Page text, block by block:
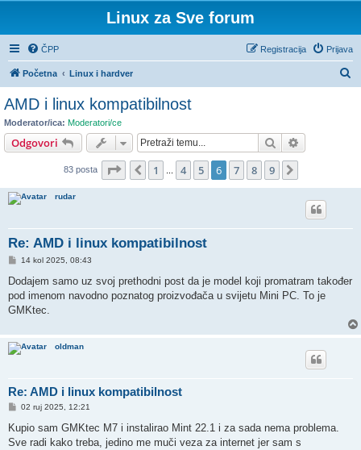
Linux za Sve forum
ČPP Prijava
Registracija
Početna Linux i hardver
ž
i
AMD i linux kompatibilnost
Moderator/ica: Moderatori/ce
Odgovori Pretražnik
83 posta Stranica: 9.
Prethodna
1 4 5 6 7 8 9
rudar
Re: AMD i linux kompatibilnost
P
s
14 kol 2025, 08:43
Dodajem samo uz svoj prethodni post da je model koji promatram također
pod imenom navodno poznatog proizvođača u svijetu Mini PC. To je
GMKtec.
oldman
Re: AMD i linux kompatibilnost
P
s
02 ruj 2025, 12:21
Kupio sam GMKtec M7 i instalirao Mint 22.1 i za sada nema problema.
Sve radi kako treba, jedino me muči veza za internet jer sam s